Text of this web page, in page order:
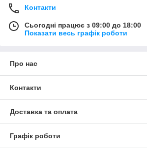
Контакти
Сьогодні працює з 09:00 до 18:00
Показати весь графік роботи
Про нас
Контакти
Доставка та оплата
Графік роботи